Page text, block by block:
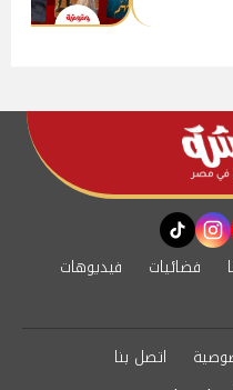
instagram
tiktok
فضائيات
فيديوهات
اتصل بنا